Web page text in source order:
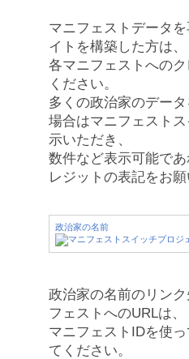
マニフェストデータ
イトを構築した方は、
各マニフェストへの
ください。
多くの政治家のデー
場合はマニフェスト
示いただき、
数件など表示可能で
レジットの表記をお願
政治家の名前
政治家の名前のリン
フェストへのURLは、
マニフェストIDを使
てください。